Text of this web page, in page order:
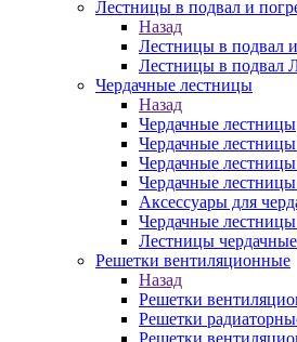
Лестницы в подвал и
Назад
Лестницы в подвал
Лестницы в подвал
Чердачные лестницы
Назад
Чердачные лестницы
Чердачные
Чердачные
Чердачные
Аксессуары для
Чердачные
Лестницы
Решетки вентиляционные
Назад
Решетки
Решетки
Решетки